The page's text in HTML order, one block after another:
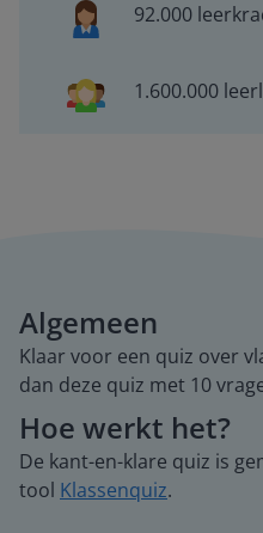
92.000
1.600.000
Algemeen
Klaar voor een quiz over
dan deze quiz met 10
Hoe werkt het?
De kant-en-klare quiz is
tool Klassenquiz.